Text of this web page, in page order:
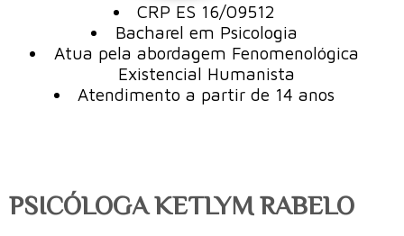
CRP ES 16/09512
Bacharel em Psicologia
Atua pela abordagem Fenomenológica
Existencial Humanista
Atendimento a partir de 14 anos
PSICÓLOGA KETLYM RABELO